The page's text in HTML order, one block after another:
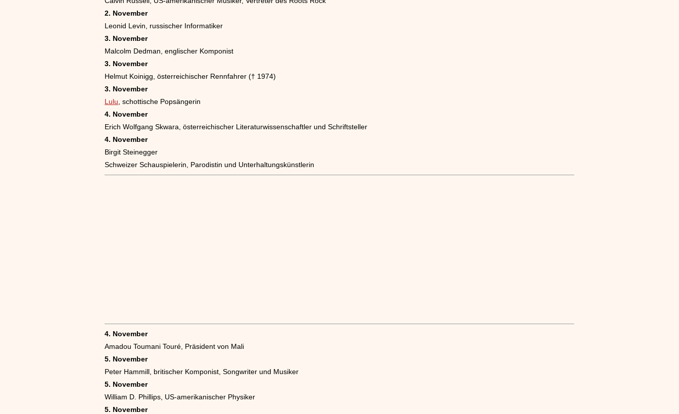
2. November
Leonid Levin, russischer Informatiker
3. November
Malcolm Dedman, englischer Komponist
3. November
Helmut Koinigg, österreichischer Rennfahrer († 1974)
3. November
Lulu , schottische Popsängerin
4. November
Erich Wolfgang Skwara, österreichischer Literaturwissenschaftler und Schriftsteller
4. November
Birgit Steinegger
Schweizer Schauspielerin, Parodistin und Unterhaltungskünstlerin
4. November
Amadou Toumani Touré, Präsident von Mali
5. November
Peter Hammill, britischer Komponist, Songwriter und Musiker
5. November
William D. Phillips, US-amerikanischer Physiker
5. November